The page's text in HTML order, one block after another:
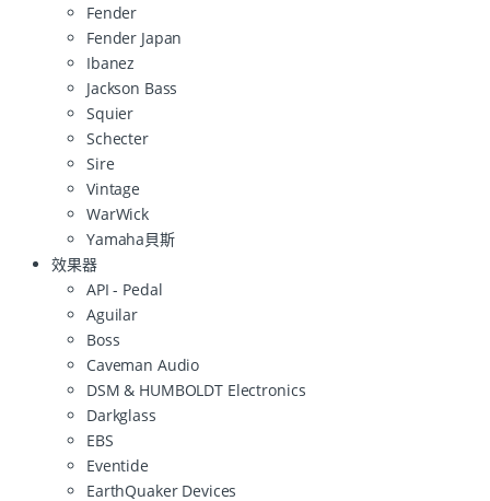
Fender
Fender Japan
Ibanez
Jackson Bass
Squier
Schecter
Sire
Vintage
WarWick
Yamaha貝斯
效果器
API - Pedal
Aguilar
Boss
Caveman Audio
DSM & HUMBOLDT Electronics
Darkglass
EBS
Eventide
EarthQuaker Devices